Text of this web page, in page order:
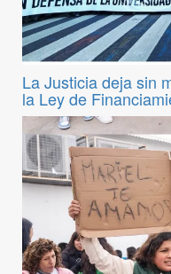
La Justicia deja sin
la Ley de